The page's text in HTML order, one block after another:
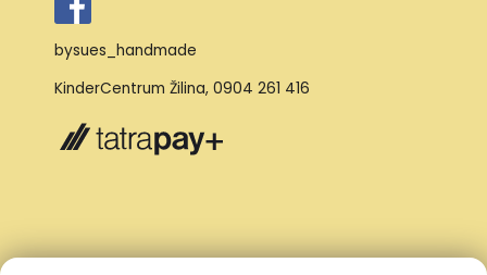
bysues_handmade
KinderCentrum Žilina, 0904 261 416